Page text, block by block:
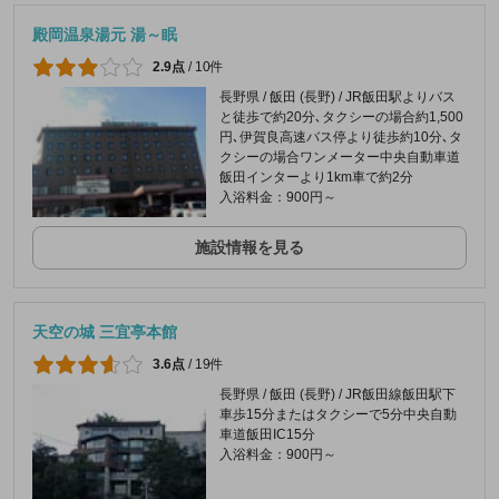
殿岡温泉湯元 湯～眠
2.9点 / 10件
長野県 / 飯田 (長野) / JR飯田駅よりバス
と徒歩で約20分､タクシーの場合約1,500
円､伊賀良高速バス停より徒歩約10分､タ
クシーの場合ワンメーター中央自動車道
飯田インターより1km車で約2分
入浴料金：900円～
施設情報を見る
天空の城 三宜亭本館
3.6点 / 19件
長野県 / 飯田 (長野) / JR飯田線飯田駅下
車歩15分またはタクシーで5分中央自動
車道飯田IC15分
入浴料金：900円～